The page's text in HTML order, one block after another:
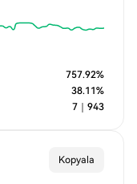
757.92%
38.11%
7 943
Kopyala